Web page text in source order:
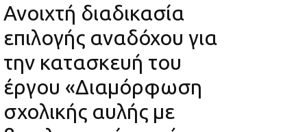
Ανοιχτή διαδικασία
επιλογής αναδόχου για
την κατασκευή του
έργου «Διαμόρφωση
σχολικής αυλής με